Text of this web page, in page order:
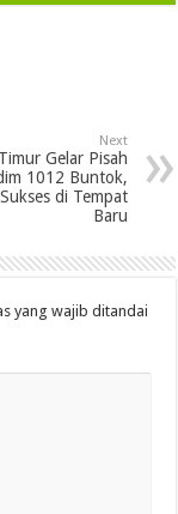
Next
Gelar Pisah
1012 Buntok,
di Tempat
Baru
yang wajib ditandai